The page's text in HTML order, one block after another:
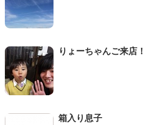
りょーちゃんご来店！
箱入り息子